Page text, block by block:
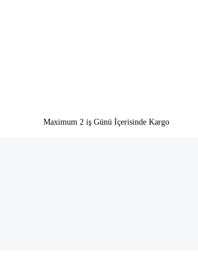
Maximum 2 iş Günü İçerisinde Kargo